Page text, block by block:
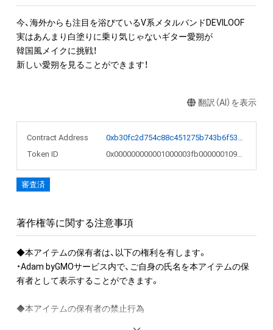
今、海外からも注目を浴びているV系メタルバンドDEVILOOF
実はあんまり白塗りに乗り気じゃないギター愛朔が
韓国風メイクに挑戦！
新しい愛朔を見ることができます！
翻訳（AI）を表示
Contract Address
0xb30fc2d754c88c451275b743b6f530f19f643683
Token ID
0x000000000001000003fb000000109c70
審査済
著作権等に関する注意事項
◆本アイテムの保有者は、以下の権利を有します。
・Adam byGMOサービス内で、ご自身の氏名を本アイテムの保
有者として表示することができます。
◆本アイテムの保有者の禁止行為